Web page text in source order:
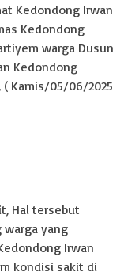
Kedondong Irwan
Kedondong
warga Dusun
Kedondong
( Kamis/05/06/2025
Hal tersebut
warga yang
Irwan
kondisi sakit di